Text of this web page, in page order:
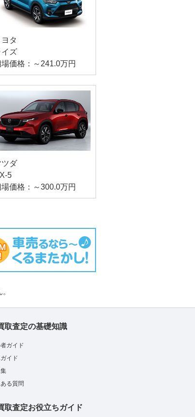
ヨタ
イズ
価格：～241.0万円
ツダ
5
価格：～300.0万円
取査定の基礎知識
ガイド
イド
る質問
取査定お役立ちガイド